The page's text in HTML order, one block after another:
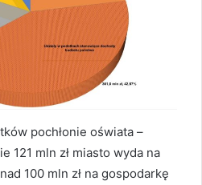
pochłonie oświata –
121 mln zł miasto wyda na
100 mln zł na gospodarkę